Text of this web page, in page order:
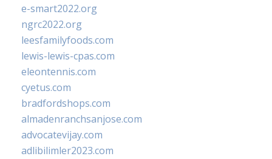
e-smart2022.org
ngrc2022.org
leesfamilyfoods.com
lewis-lewis-cpas.com
eleontennis.com
cyetus.com
bradfordshops.com
almadenranchsanjose.com
advocatevijay.com
adlibilimler2023.com